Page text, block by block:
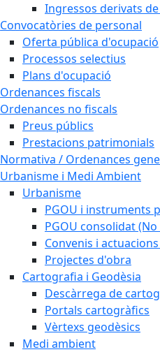
Ingressos derivats
Convocatòries de personal
Oferta pública d'ocupació
Processos selectius
Plans d'ocupació
Ordenances fiscals
Ordenances no fiscals
Preus públics
Prestacions patrimonials
Normativa / Ordenances
Urbanisme i Medi Ambient
Urbanisme
PGOU i instruments
PGOU consolidat
Convenis i
Projectes d'obra
Cartografia i Geodèsia
Descàrrega de
Portals cartogràfics
Vèrtexs geodèsics
Medi ambient